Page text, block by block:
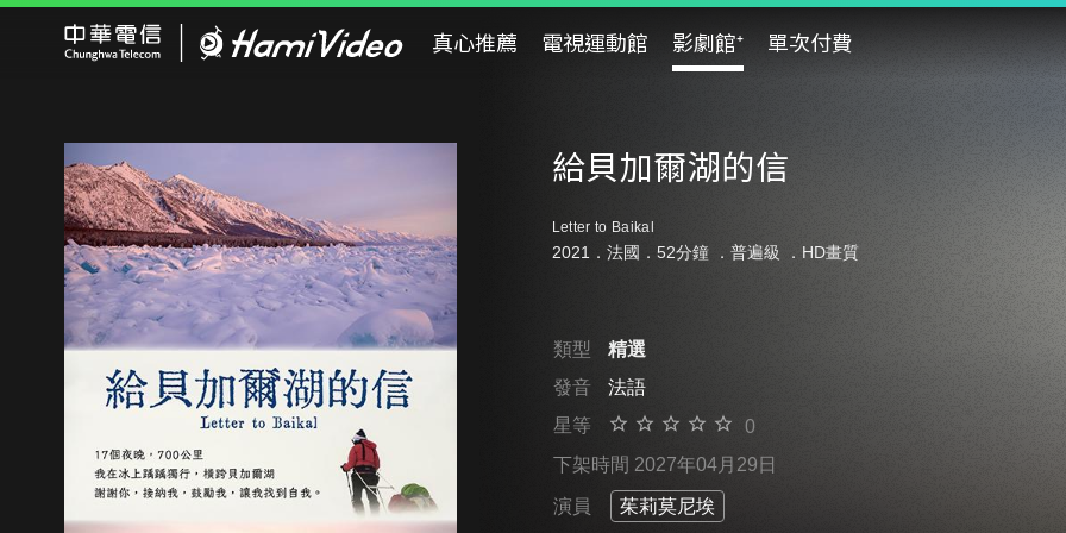
真心推薦 電視運動館 影劇館⁺ 單次付費
給貝加爾湖的信
Letter to Baikal
2021．法國．52分鐘 ． 普遍級 ．HD畫質
類型
精選
發音
法語
星等
0
下架時間 2027年04月29日
演員 茱莉莫尼埃